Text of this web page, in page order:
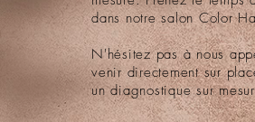
dans notre salon Color
N'hésitez pas à nous
venir directement sur
un diagnostique sur